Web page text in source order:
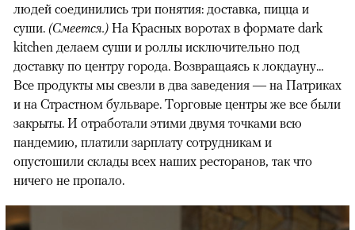
людей соединились три понятия: доставка, пицца и
суши. (Смеется.) На Красных воротах в формате dark
kitchen делаем суши и роллы исключительно под
доставку по центру города. Возвращаясь к локдауну...
Все продукты мы свезли в два заведения — на Патриках
и на Страстном бульваре. Торговые центры же все были
закрыты. И отработали этими двумя точками всю
пандемию, платили зарплату сотрудникам и
опустошили склады всех наших ресторанов, так что
ничего не пропало.